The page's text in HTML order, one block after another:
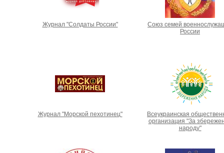
Журнал "Солдаты России"
Союз семей
России
Журнал "Морской пехотинец"
Всеукраинская
организация "За
народу"